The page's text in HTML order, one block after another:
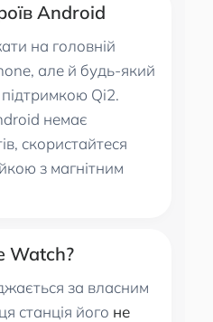
Android
на головній
але й будь-який
Qi2.
немає
скористайтеся
з магнітним
за власним
станція його не